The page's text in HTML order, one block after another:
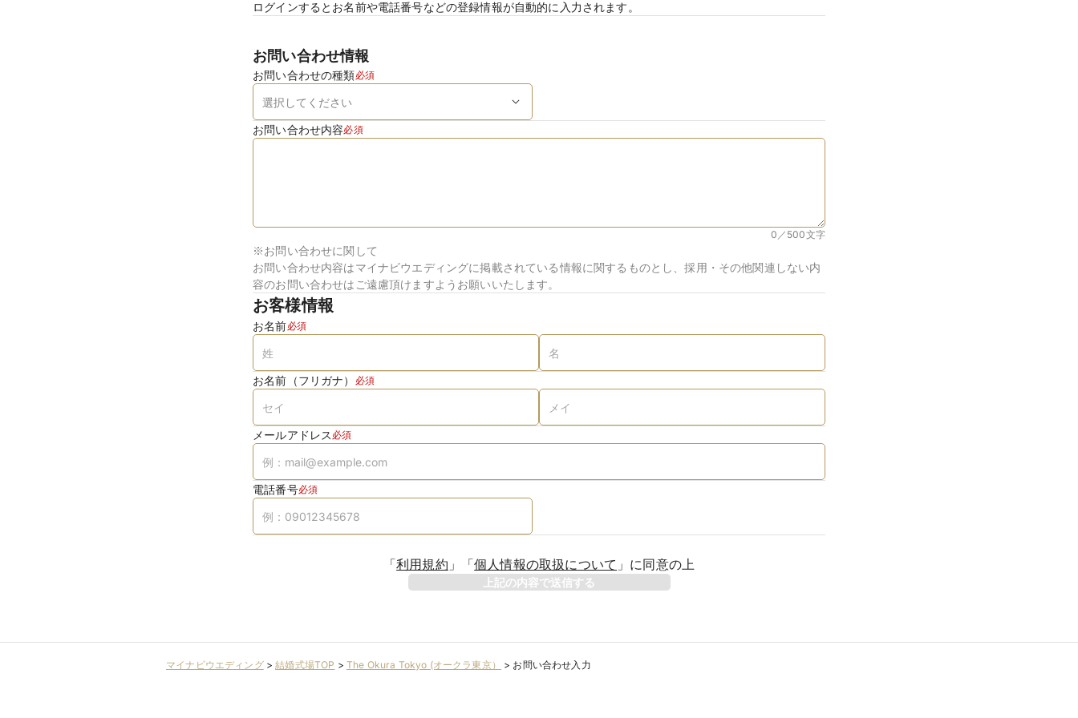
ログインするとお名前や電話番号などの登録情報が自動的に入力されます。
お問い合わせ情報
お問い合わせの種類必須
お問い合わせ内容必須
0／500文字
※お問い合わせに関して
お問い合わせ内容はマイナビウエディングに掲載されている情報に関するものとし、採用・その他関連しない内
容のお問い合わせはご遠慮頂けますようお願いいたします。
お客様情報
お名前必須
お名前（フリガナ） 必須
メールアドレス 必須
電話番号必須
「利用規約 」 「個人情報の取扱について 」 に同意の上
上記の内容で送信する
マイナビウエディング>結婚式場TOP > The Okura Tokyo (オークラ東京） > お問い合わせ入力